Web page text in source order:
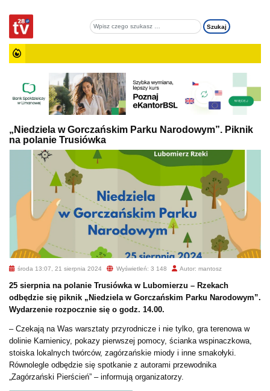
„Niedziela w Gorczańskim Parku Narodowym”. Piknik
na polanie Trusiówka
środa 13:07, 21 sierpnia 2024 Wyświetleń: 3 148 Autor: mantosz
25 sierpnia na polanie Trusiówka w Lubomierzu – Rzekach
odbędzie się piknik „Niedziela w Gorczańskim Parku Narodowym”.
Wydarzenie rozpocznie się o godz. 14.00.
– Czekają na Was warsztaty przyrodnicze i nie tylko, gra terenowa w
dolinie Kamienicy, pokazy pierwszej pomocy, ścianka wspinaczkowa,
stoiska lokalnych twórców, zagórzańskie miody i inne smakołyki.
Równolegle odbędzie się spotkanie z autorami przewodnika
„Zagórzański Pierścień” – informują organizatorzy.